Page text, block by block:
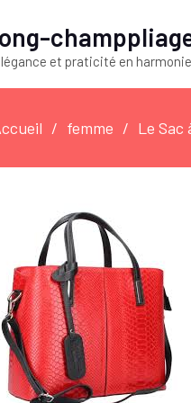
et praticité en harmonie
femme Le Sac